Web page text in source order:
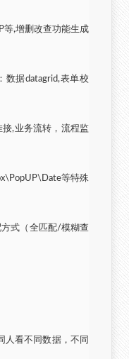
等,增删改查功能生成
据datagrid,表单校
,业务流转，流程监
等特殊
式（全匹配/模糊查
人看不同数据，不同